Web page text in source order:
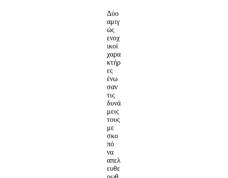
Δύο
αμιγ
ώς
ενοχ
ικοί
χαρα
κτήρ
ες
ένω
σαν
τις
δυνά
μεις
τους
με
σκο
πό
να
απελ
ευθε